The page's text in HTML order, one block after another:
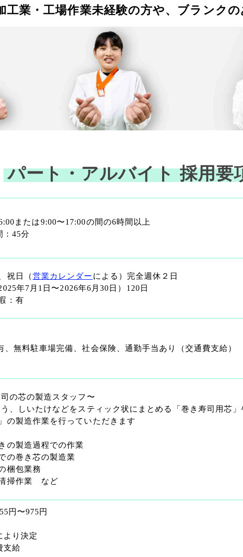
工業・工場作業未経験の方や、ブランク
パート・アルバイト 採用
または9:00〜17:00の間の6時間以上
：45分
祝日（営業カレンダー による）完全週休２日
年7月1日〜2026年6月30日）120日
：有
、無料駐車場完備、社会保険、通勤手当あり（交通費支給）
の芯の製造スタッフ〜
、しいたけなどをスティック状にまとめる「巻き寿司用芯」
の製造作業を行っていただきます
の製造過程での作業
の巻き芯の製造業
梱包業務
清掃作業 など
円〜975円
り決定
給